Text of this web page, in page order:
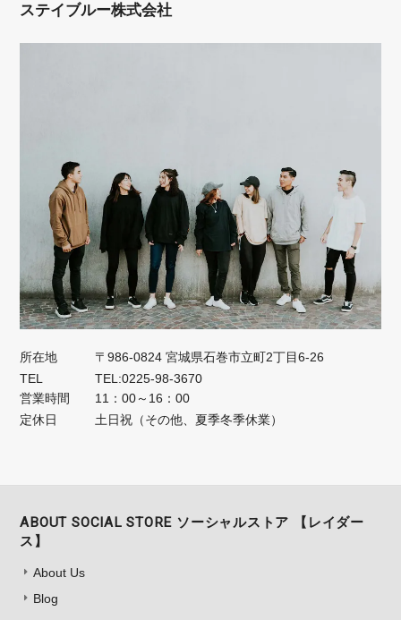
ステイブルー株式会社
所在地
〒986-0824 宮城県石巻市立町2丁目6-26
TEL
TEL:0225-98-3670
営業時間
11：00～16：00
定休日
土日祝（その他、夏季冬季休業）
ABOUT SOCIAL STORE ソーシャルストア 【レイダー
ス】
About Us
Blog